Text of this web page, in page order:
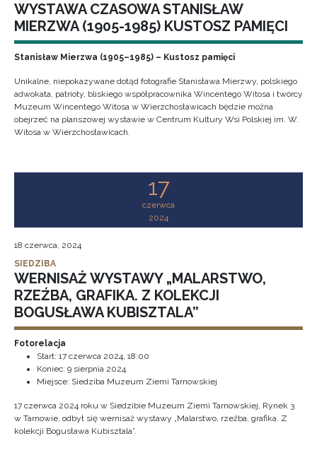
WYSTAWA CZASOWA STANISŁAW
MIERZWA (1905-1985) KUSTOSZ PAMIĘCI
Stanisław Mierzwa (1905–1985) – Kustosz pamięci
Unikalne, niepokazywane dotąd fotografie Stanisława Mierzwy, polskiego
adwokata, patrioty, bliskiego współpracownika Wincentego Witosa i twórcy
Muzeum Wincentego Witosa w Wierzchosławicach będzie można
obejrzeć na planszowej wystawie w Centrum Kultury Wsi Polskiej im. W.
Witosa w Wierzchosławicach.
17
czerwca
2024
18 czerwca, 2024
SIEDZIBA
WERNISAŻ WYSTAWY „MALARSTWO,
RZEŹBA, GRAFIKA. Z KOLEKCJI
BOGUSŁAWA KUBISZTALA”
Fotorelacja
Start: 17 czerwca 2024, 18:00
Koniec: 9 sierpnia 2024
Miejsce: Siedziba Muzeum Ziemi Tarnowskiej
17 czerwca 2024 roku w Siedzibie Muzeum Ziemi Tarnowskiej, Rynek 3
w Tarnowie, odbył się wernisaż wystawy „Malarstwo, rzeźba, grafika. Z
kolekcji Bogusława Kubisztala”.